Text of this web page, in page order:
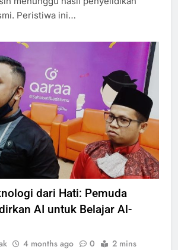
Peristiwa ini…
dari Hati: Pemuda
AI untuk Belajar Al-
4 months ago 0 2 mins